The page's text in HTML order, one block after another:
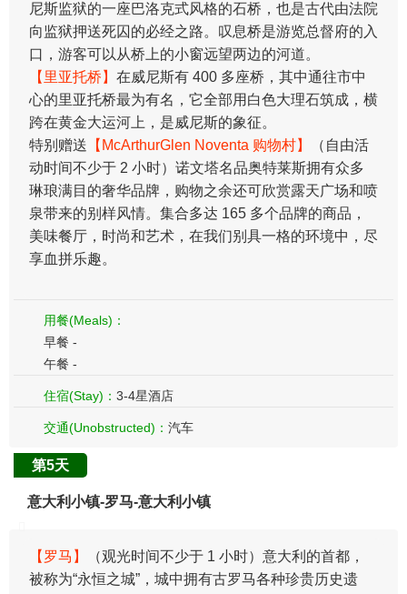
尼斯监狱的一座巴洛克式风格的石桥，也是古代由法院
向监狱押送死囚的必经之路。叹息桥是游览总督府的入
口，游客可以从桥上的小窗远望两边的河道。
【里亚托桥】 在威尼斯有 400 多座桥，其中通往市中
心的里亚托桥最为有名，它全部用白色大理石筑成，横
跨在黄金大运河上，是威尼斯的象征。
特别赠送 【McArthurGlen Noventa 购物村】
（自由活
动时间不少于 2 小时）诺文塔名品奥特莱斯拥有众多
琳琅满目的奢华品牌，购物之余还可欣赏露天广场和喷
泉带来的别样风情。集合多达 165 多个品牌的商品，
美味餐厅，时尚和艺术，在我们别具一格的环境中，尽
享血拼乐趣。
用餐(Meals)：
早餐 -
午餐 -
住宿(Stay)： 3-4星酒店
交通(Unobstructed)： 汽车
第5天
意大利小镇-罗马-意大利小镇
【罗马】
（观光时间不少于 1 小时）意大利的首都，
被称为“永恒之城”，城中拥有古罗马各种珍贵历史遗